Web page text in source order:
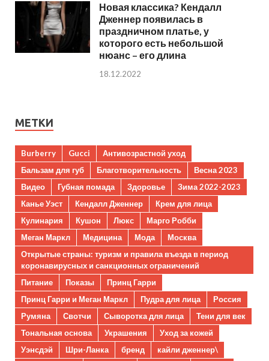
Новая классика? Кендалл
Дженнер появилась в
праздничном платье, у
которого есть небольшой
нюанс – его длина
18.12.2022
МЕТКИ
Burberry Gucci
Антивозрастной уход
Бальзам для губ
Благотворительность
Весна 2023
Видео
Губная помада Здоровье
Зима 2022-2023
Канье Уэст
Кендалл Дженнер
Крем для лица
Кулинария
Кушон Люкс
Марго Робби
Меган Маркл
Медицина Мода
Москва
Открытые страны: туризм и правила въезда в период
коронавирусных и санкционных ограничений
Питание
Показы
Принц Гарри
Принц Гарри и Меган Маркл
Пудра для лица
Россия
Румяна
Свотчи Сыворотка для лица
Тени для век
Тональная основа
Украшения
Уход за кожей
Уэнсдэй
Шри-Ланка бренд
кайли дженнер\